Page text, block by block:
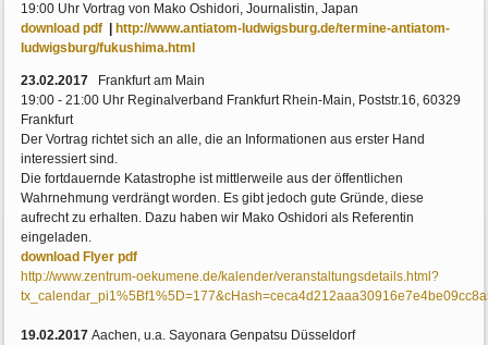
19:00 Uhr Vortrag von Mako Oshidori, Journalistin, Japan
download pdf
http://www.antiatom-ludwigsburg.de/termine-antiatom-
ludwigsburg/fukushima.html
23.02.2017 Frankfurt am Main
19:00 - 21:00 Uhr Reginalverband Frankfurt Rhein-Main, Poststr.16, 60329
Frankfurt
Der Vortrag richtet sich an alle, die an Informationen aus erster Hand
interessiert sind.
Die fortdauernde Katastrophe ist mittlerweile aus der öffentlichen
Wahrnehmung verdrängt worden. Es gibt jedoch gute Gründe, diese
aufrecht zu erhalten. Dazu haben wir Mako Oshidori als Referentin
eingeladen.
download Flyer pdf
http://www.zentrum-oekumene.de/kalender/veranstaltungsdetails.html?
19.02.2017 Aachen, u.a. Sayonara Genpatsu Düsseldorf